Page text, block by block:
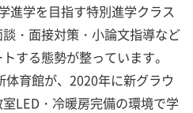
進学を目指す特別進学クラス
・面接対策・小論文指導など
する態勢が整っています。
体育館が、2020年に新グラウ
LED・冷暖房完備の環境で学